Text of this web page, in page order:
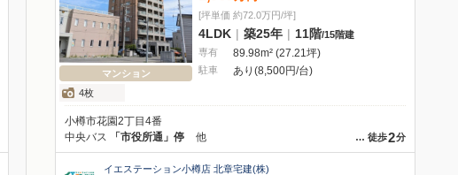
マンション
4枚
[坪単価 約72.0万円/坪]
4LDK | 築25年 | 11階/15階建
専有
89.98m² (27.21坪)
駐車 あり(8,500円/台)
小樽市花園2丁目4番
… 徒歩2分
中央バス 「市役所通」停 他
イエステーション小樽店 北章宅建(株)